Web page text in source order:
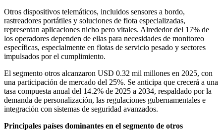
Otros dispositivos telemáticos, incluidos sensores a bordo,
rastreadores portátiles y soluciones de flota especializadas,
representan aplicaciones nicho pero vitales. Alrededor del 17% de
los operadores dependen de ellas para necesidades de monitoreo
específicas, especialmente en flotas de servicio pesado y sectores
impulsados ​​por el cumplimiento.
El segmento otros alcanzaron USD 0.32 mil millones en 2025, con
una participación de mercado del 25%. Se anticipa que crecerá a una
tasa compuesta anual del 14.2% de 2025 a 2034, respaldado por la
demanda de personalización, las regulaciones gubernamentales e
integración con sistemas de seguridad avanzados.
Principales países dominantes en el segmento de otros